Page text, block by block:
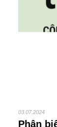
03.07.2024
phân